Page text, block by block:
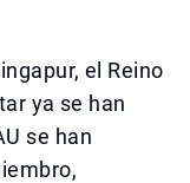
el Reino
ya se han
se han